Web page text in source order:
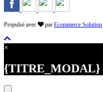
Propulsé avec par Ecommerce Solution
×
{TITRE_MODAL}